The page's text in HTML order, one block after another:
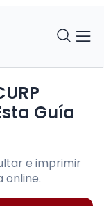
Guía
e imprimir
online.